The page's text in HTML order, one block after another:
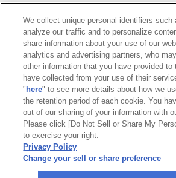
個人情報保護方針 個人情報
サイトポリシー ソーシャ
特定商取引法に基づく表示 情報提
Do Not Sell or Share My Personal
Information
© 2026 All rights reserved. 一般社団法人 日本
We collect unique personal identifiers such
analyze our traffic and to personalize
share information about your use of our
analytics and advertising partners, who
other information that you have provided to
have collected from your use of their
" here" to see more details about how we
the retention period of each cookie. You
out of our sharing of your information with
Please click [Do Not Sell or Share My
to exercise your right.
Privacy Policy
Change your sell or share preference